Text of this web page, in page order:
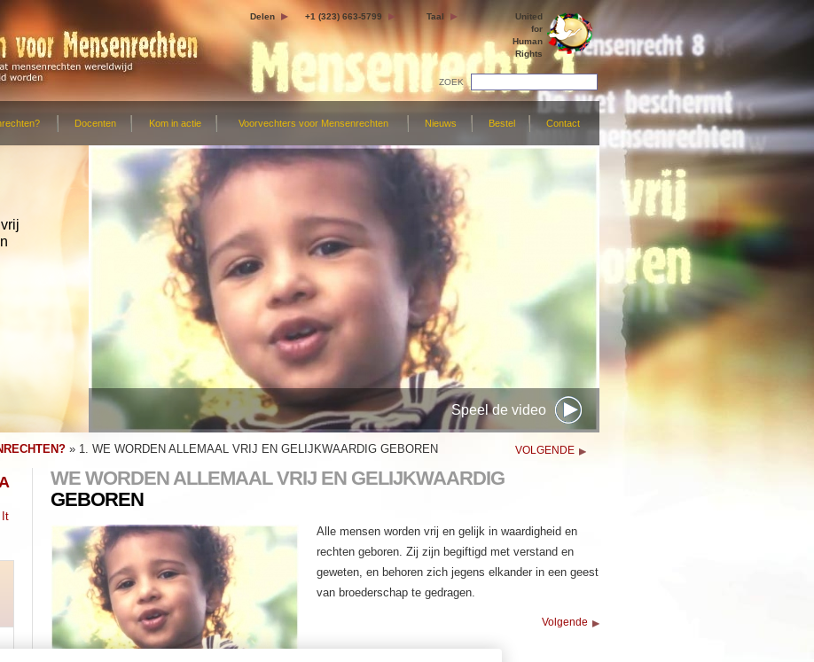
Delen +1 (323) 663-5799 Taal
United
for
Human
Rights
ZOEK
Docenten Kom in actie Voorvechters voor Mensenrechten Nieuws Bestel Contact
Speel de video
» 1. WE WORDEN ALLEMAAL VRIJ EN GELIJKWAARDIG GEBOREN VOLGENDE
WE WORDEN ALLEMAAL VRIJ EN GELIJKWAARDIG
GEBOREN
Alle mensen worden vrij en gelijk in waardigheid en
rechten geboren. Zij zijn begiftigd met verstand en
geweten, en behoren zich jegens elkander in een geest
van broederschap te gedragen.
Volgende